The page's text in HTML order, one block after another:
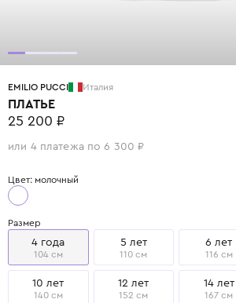
EMILIO PUCCI Италия
ПЛАТЬЕ
25 200 ₽
или 4 платежа по 6 300 ₽
Цвет: молочный
Размер
4 года
104 см
5 лет
110 см
6 лет
116 см
10 лет
140 см
12 лет
152 см
14 лет
167 см